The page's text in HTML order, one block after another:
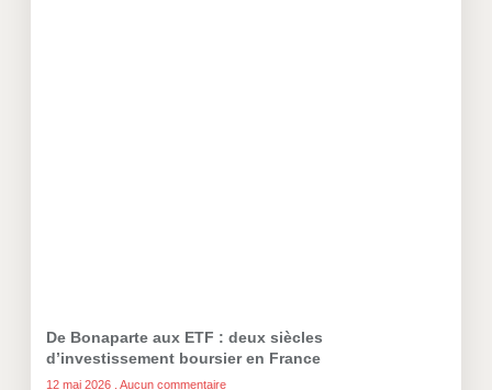
De Bonaparte aux ETF : deux siècles
d’investissement boursier en France
12 mai 2026 Aucun commentaire